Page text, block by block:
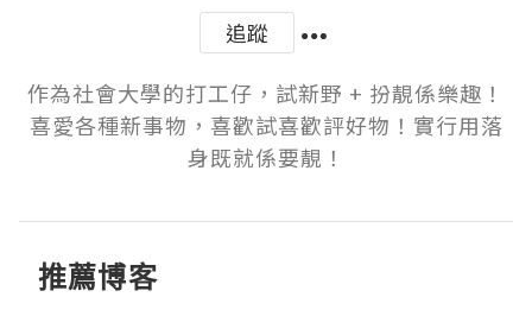
追蹤
作為社會大學的打工仔，試新野 + 扮靚係樂趣！
喜愛各種新事物，喜歡試喜歡評好物！實行用落
身既就係要靚！
推薦博客